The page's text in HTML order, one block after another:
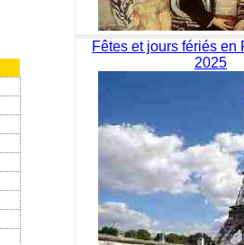
Fêtes et jours fériés en
2025